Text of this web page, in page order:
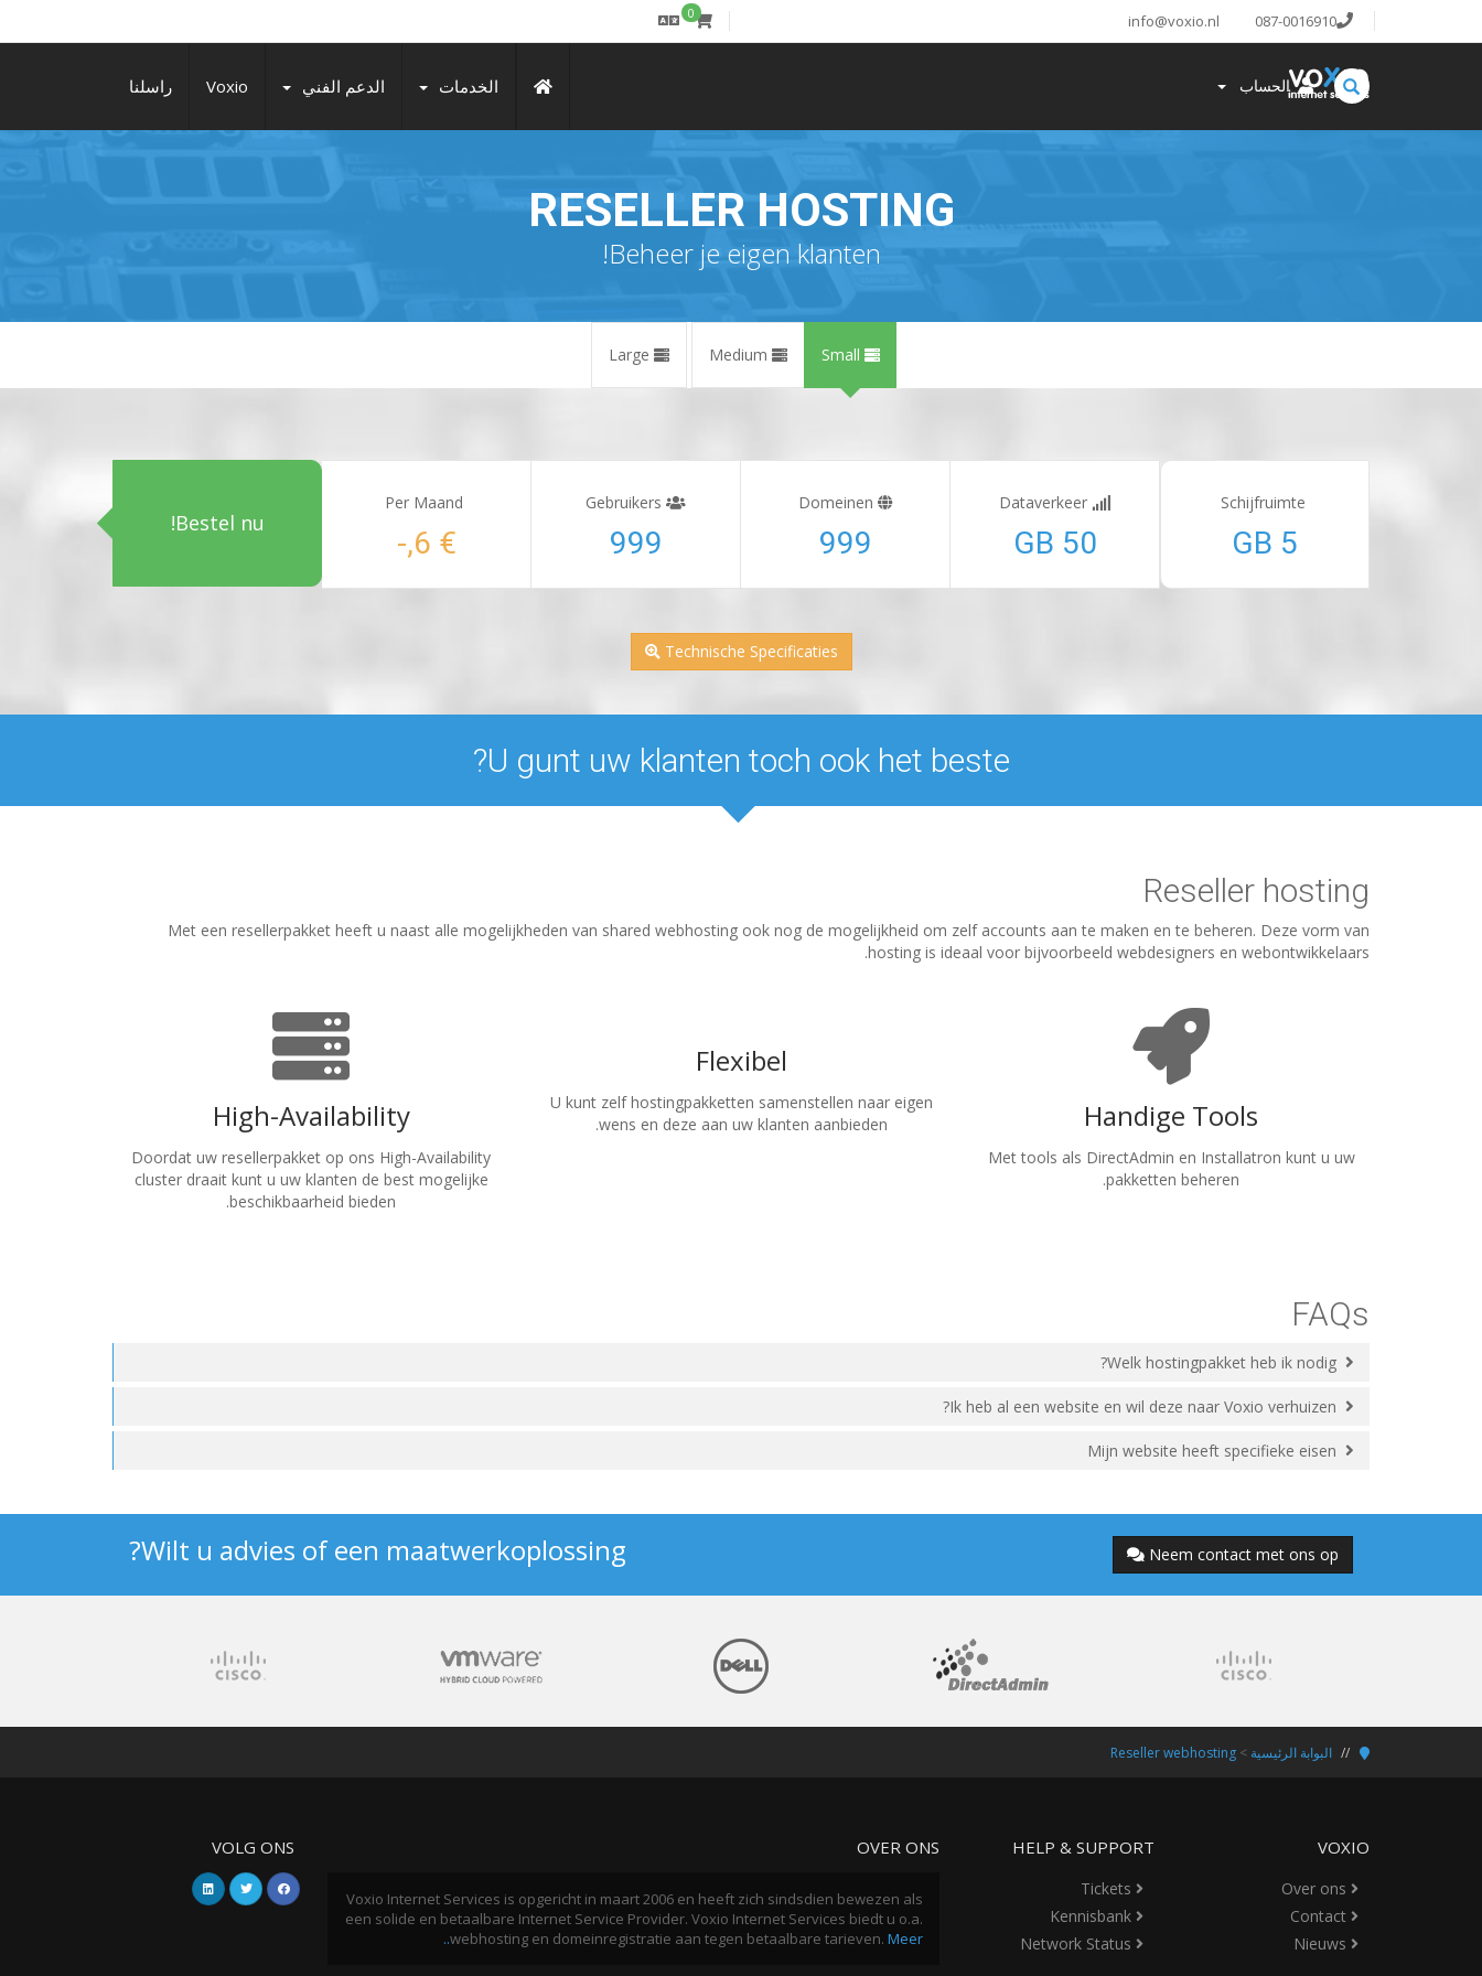
087-0016910
info@voxio.nl
0
الحساب الخدمات الدعم الفني Voxio راسلنا
RESELLER HOSTING
Beheer je eigen klanten!
5 GB
Dataverkeer
50 GB
999
999
€ 6,-
Bestel nu!
Technische Specificaties
U gunt uw klanten toch ook het beste?
Reseller hosting
Met een resellerpakket heeft u naast alle mogelijkheden van shared webhosting ook nog de mogelijkheid om zelf accounts aan te maken en te beheren. Deze vorm van
hosting is ideaal voor bijvoorbeeld webdesigners en webontwikkelaars.
Handige Tools
Met tools als DirectAdmin en Installatron kunt u uw
pakketten beheren.
Flexibel
U kunt zelf hostingpakketten samenstellen naar eigen
wens en deze aan uw klanten aanbieden.
High-Availability
Doordat uw resellerpakket op ons High-Availability
cluster draait kunt u uw klanten de best mogelijke
beschikbaarheid bieden.
FAQs
Wilt u advies of een maatwerkoplossing? Neem contact met ons op
البوابة الرئيسية >
Reseller webhosting
VOXIO
HELP & SUPPORT
OVER ONS
Voxio Internet Services is opgericht in maart 2006 en heeft zich sindsdien bewezen als
een solide en betaalbare Internet Service Provider. Voxio Internet Services biedt u o.a.
webhosting en domeinregistratie aan tegen betaalbare tarieven. Meer..
VOLG ONS